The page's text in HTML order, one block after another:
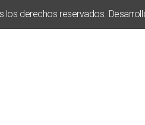
los derechos reservados.